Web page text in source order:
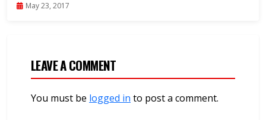
May 23, 2017
LEAVE A COMMENT
You must be logged in to post a comment.